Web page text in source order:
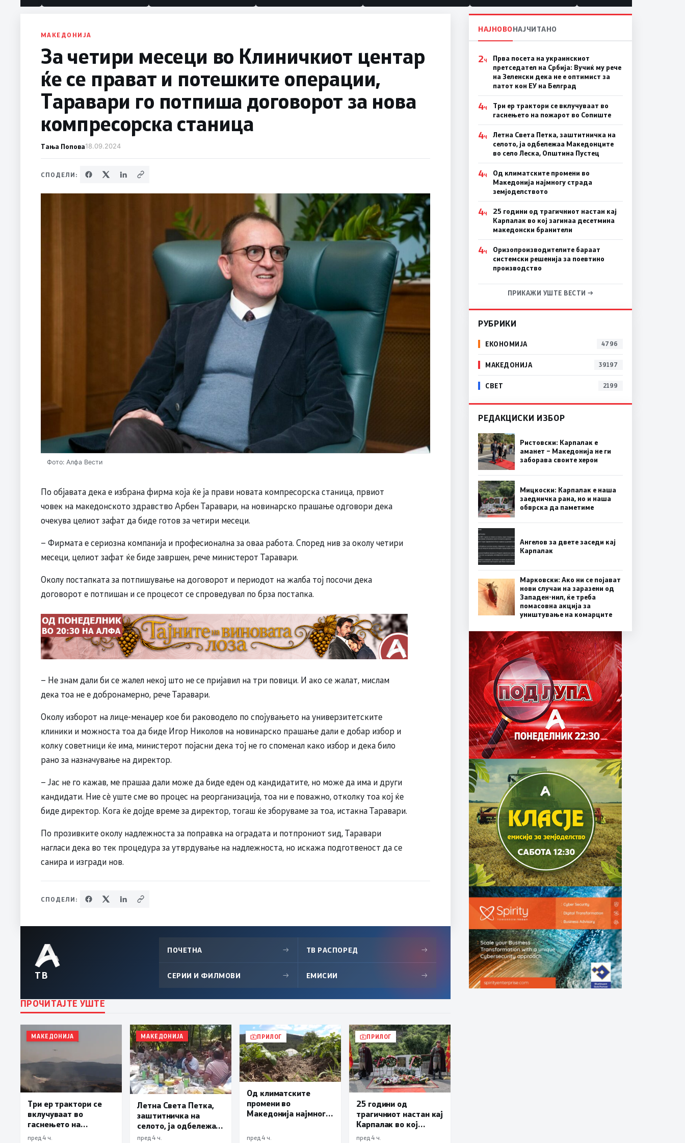
МАКЕДОНИЈА
За четири месеци во Клиничкиот центар
ќе се прават и потешките операции,
Таравари го потпиша договорот за нова
компресорска станица
Тања Попова18.09.2024
СПОДЕЛИ:
Фото: Алфа Вести
По објавата дека е избрана фирма која ќе ја прави новата компресорска станица, првиот
човек на македонското здравство Арбен Таравари, на новинарско прашање одговори дека
очекува целиот зафат да биде готов за четири месеци.
– Фирмата е сериозна компанија и професионална за оваа работа. Според нив за околу четири
месеци, целиот зафат ќе биде завршен, рече министерот Таравари.
Околу постапката за потпишување на договорот и периодот на жалба тој посочи дека
договорот е потпишан и се процесот се спроведувал по брза постапка.
– Не знам дали би се жалел некој што не се пријавил на три повици. И ако се жалат, мислам
дека тоа не е добронамерно, рече Таравари.
Околу изборот на лице-менаџер кое би раководело по спојувањето на универзитетските
клиники и можноста тоа да биде Игор Николов на новинарско прашање дали е добар избор и
колку советници ќе има, министерот појасни дека тој не го споменал како избор и дека било
рано за назначување на директор.
– Јас не го кажав, ме прашаа дали може да биде еден од кандидатите, но може да има и други
кандидати. Ние сè уште сме во процес на реорганизација, тоа ни е поважно, отколку тоа кој ќе
биде директор. Кога ќе дојде време за директор, тогаш ќе зборуваме за тоа, истакна Таравари.
По прозивките околу надлежноста за поправка на оградата и потпрониот ѕид, Таравари
нагласи дека во тек процедура за утврдување на надлежноста, но искажа подготвеност да се
санира и изгради нов.
СПОДЕЛИ:
ТВ
ПОЧЕТНА → ТВ РАСПОРЕД →
СЕРИИ И ФИЛМОВИ → ЕМИСИИ →
ПРОЧИТАЈТЕ УШТЕ
МАКЕДОНИЈА
Три ер трактори се
вклучуваат во
гаснењето на
пожарот во Сопиште
пред 4 ч.
МАКЕДОНИЈА
Летна Света Петка,
заштитничка на
селото, ја одбележаа
Македонците во село
пред 4 ч.
ПРИЛОГ
Од климатските
промени во
Македонија најмногу
земјоделството
пред 4 ч.
ПРИЛОГ
25 години од
трагичниот настан кај
Карпалак во кој
загинаа десетмина
пред 4 ч.
НАЈНОВОНАЈЧИТАНО
2Ч
Прва посета на украинскиот
претседател на Србија: Вучиќ му рече
на Зеленски дека не е оптимист за
патот кон ЕУ на Белград
4Ч
Три ер трактори се вклучуваат во
гаснењето на пожарот во Сопиште
4Ч
Летна Света Петка, заштитничка на
селото, ја одбележаа Македонците
во село Леска, Општина Пустец
4Ч
Од климатските промени во
Македонија најмногу страда
земјоделството
4Ч
25 години од трагичниот настан кај
Карпалак во кој загинаа десетмина
македонски бранители
4Ч
Оризопроизводителите бараат
системски решенија за поевтино
производство
ПРИКАЖИ УШТЕ ВЕСТИ →
РУБРИКИ
ЕКОНОМИЈА 4796
МАКЕДОНИЈА 39197
СВЕТ 2199
РЕДАКЦИСКИ ИЗБОР
Ристовски: Карпалак е
аманет – Македонија не ги
заборава своите херои
Мицкоски: Карпалак е наша
заедничка рана, но и наша
обврска да паметиме
Ангелов за двете заседи кај
Карпалак
Марковски: Ако ни се појават
нови случаи на заразени од
Западен-нил, ќе треба
помасовна акција за
уништување на комарците